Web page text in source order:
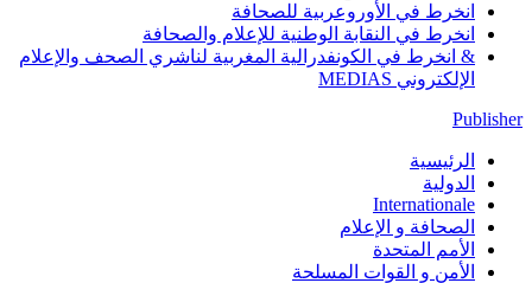
انخرط في الأوروعربية للصحافة
انخرط في النقابة الوطنية للإعلام والصحافة
& انخرط في الكونفدرالية المغربية لناشري الصحف والإعلام
الإلكتروني MEDIAS
Publisher
الرئيسية
الدولية
Internationale
الصحافة و الإعلام
الأمم المتحدة
الأمن و القوات المسلحة